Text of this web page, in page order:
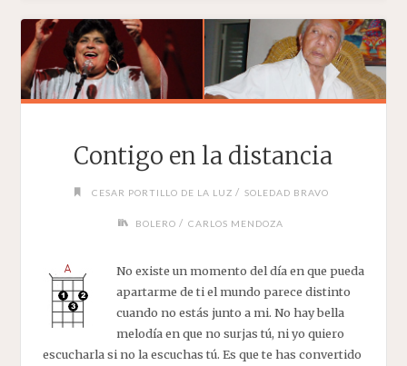
Contigo en la distancia
CESAR PORTILLO DE LA LUZ / SOLEDAD BRAVO
BOLERO / CARLOS MENDOZA
No existe un momento del día en que pueda
apartarme de ti el mundo parece distinto
cuando no estás junto a mi. No hay bella
melodía en que no surjas tú, ni yo quiero
escucharla si no la escuchas tú. Es que te has convertido